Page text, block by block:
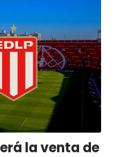
la venta de